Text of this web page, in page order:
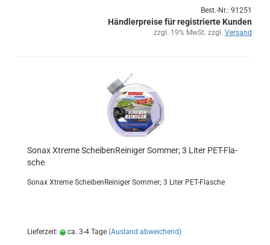
Best.-Nr.: 91251
Händlerpreise für registrierte Kunden
zzgl. 19% MwSt. zzgl. Versand
Sonax Xtre­me Schei­ben­Rei­ni­ger Som­mer; 3 Liter PET-​Fla­
sche
Sonax Xtre­me Schei­ben­Rei­ni­ger Som­mer; 3 Liter PET-​Flasche
Lieferzeit: ca. 3-4 Tage (Ausland abweichend)